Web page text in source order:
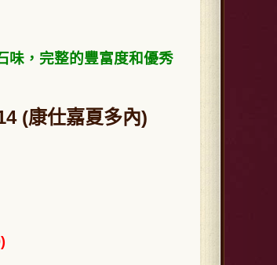
味，完整的豐富度和優秀
(康仕嘉夏多內)